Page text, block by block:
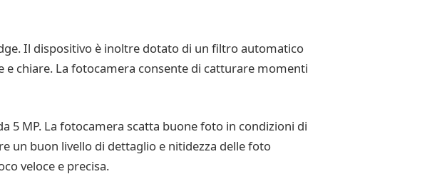
Il dispositivo è inoltre dotato di un filtro automatico
chiare. La fotocamera consente di catturare momenti
5 MP. La fotocamera scatta buone foto in condizioni di
un buon livello di dettaglio e nitidezza delle foto
veloce e precisa.